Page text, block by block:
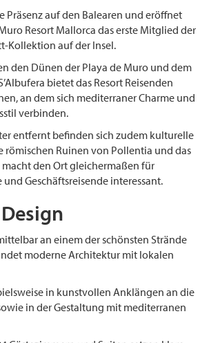
Präsenz auf den Balearen und eröffnet
Resort Mallorca das erste Mitglied der
Kollektion auf der Insel.
den Dünen der Playa de Muro und dem
bietet das Resort Reisenden
an dem sich mediterraner Charme und
verbinden.
entfernt befinden sich zudem kulturelle
römischen Ruinen von Pollentia und das
macht den Ort gleichermaßen für
Geschäftsreisende interessant.
an einem der schönsten Strände
moderne Architektur mit lokalen
in kunstvollen Anklängen an die
in der Gestaltung mit mediterranen